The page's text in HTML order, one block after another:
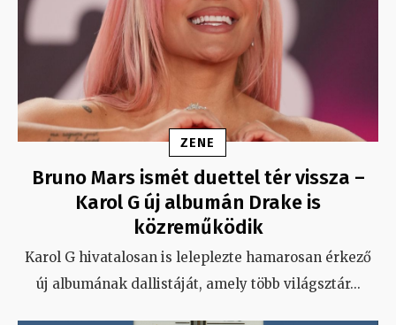
ZENE
Bruno Mars ismét duettel tér vissza –
Karol G új albumán Drake is
közreműködik
Karol G hivatalosan is leleplezte hamarosan érkező
új albumának dallistáját, amely több világsztár...